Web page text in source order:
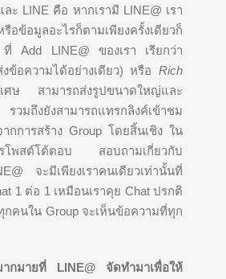
ะ LINE คือ หากเรามี LINE@ เรา
ข้อมูลอะไรก็ตามเพียงครั้งเดียวก็
Add LINE@ ของเรา เรียกว่า
ข้อความได้อย่างเดียว) หรือRich
ษ สามารถส่งรูปขนาดใหญ่และ
ถึงยังสามารถแทรกลิงค์เข้าชม
กการสร้าง Group โดยสิ้นเชิง ใน
รโพสต์โต้ตอบ สอบถามเกี่ยวกับ
จะมีเพียงเราคนเดียวเท่านั้นที่
1 ต่อ 1 เหมือนเราคุย Chat ปรกติ
กคนใน Group จะเห็นข้อความที่ทุก
ากมายที่ LINE@ จัดทำมาเพื่อให้